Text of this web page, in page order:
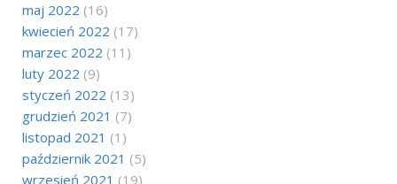
maj 2022 (16)
kwiecień 2022 (17)
marzec 2022 (11)
luty 2022 (9)
styczeń 2022 (13)
grudzień 2021 (7)
listopad 2021 (1)
październik 2021 (5)
wrzesień 2021 (19)